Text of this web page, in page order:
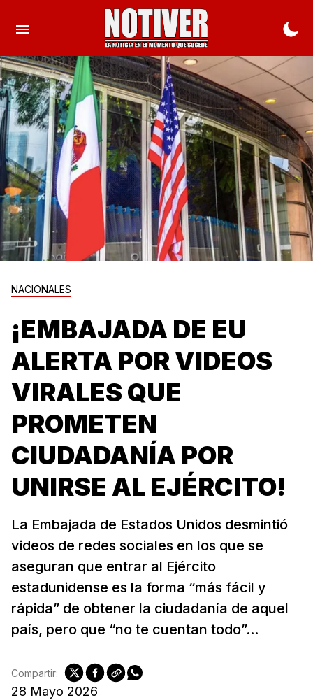
NACIONALES
¡EMBAJADA DE EU
ALERTA POR VIDEOS
VIRALES QUE
PROMETEN
CIUDADANÍA POR
UNIRSE AL EJÉRCITO!
La Embajada de Estados Unidos desmintió
videos de redes sociales en los que se
aseguran que entrar al Ejército
estadunidense es la forma “más fácil y
rápida” de obtener la ciudadanía de aquel
país, pero que “no te cuentan todo”...
28 Mayo 2026
Compartir: